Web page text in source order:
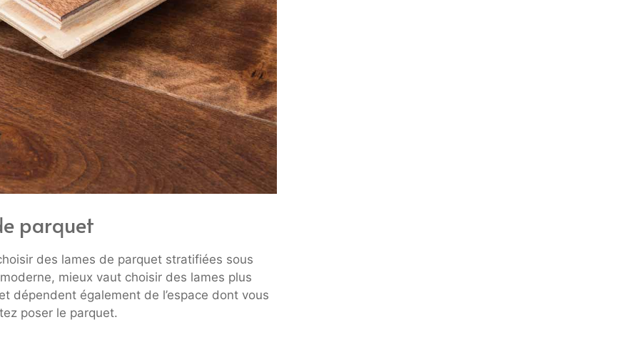
parquet
des lames de parquet stratifiées sous
mieux vaut choisir des lames plus
dépendent également de l’espace dont vous
poser le parquet.